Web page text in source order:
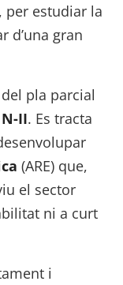
, per estudiar la
d’una gran
pla parcial
II. Es tracta
(ARE) que,
el sector
ni a curt
i